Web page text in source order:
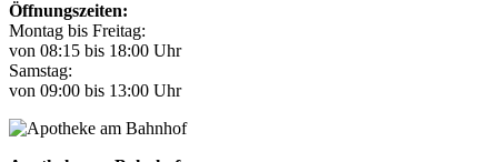
Öffnungszeiten:
Montag bis Freitag:
von 08:15 bis 18:00 Uhr
Samstag:
von 09:00 bis 13:00 Uhr